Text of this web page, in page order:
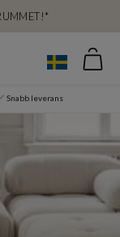
Snabb leverans